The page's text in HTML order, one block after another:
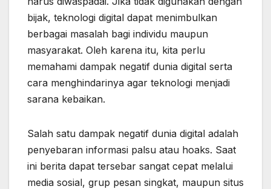
bijak, teknologi digital dapat menimbulkan
berbagai masalah bagi individu maupun
masyarakat. Oleh karena itu, kita perlu
memahami dampak negatif dunia digital serta
cara menghindarinya agar teknologi menjadi
sarana kebaikan.
Salah satu dampak negatif dunia digital adalah
penyebaran informasi palsu atau hoaks. Saat
ini berita dapat tersebar sangat cepat melalui
media sosial, grup pesan singkat, maupun situs